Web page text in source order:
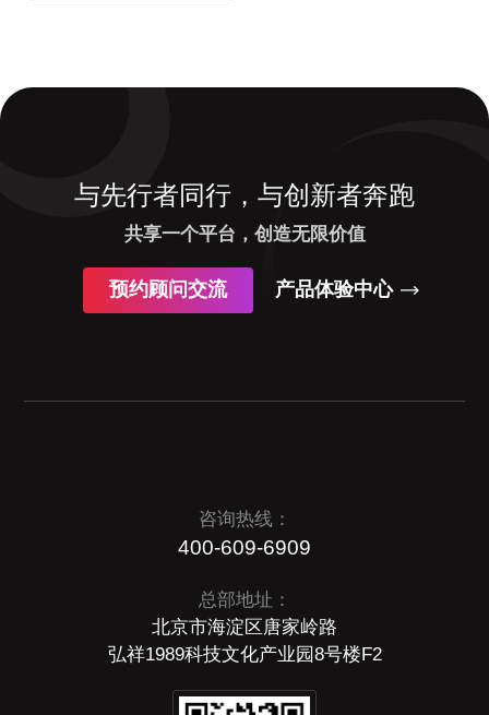
与先行者同行，与创新者奔跑
共享一个平台，创造无限价值
预约顾问交流 产品体验中心
咨询热线：
400-609-6909
总部地址：
北京市海淀区唐家岭路
弘祥1989科技文化产业园8号楼F2